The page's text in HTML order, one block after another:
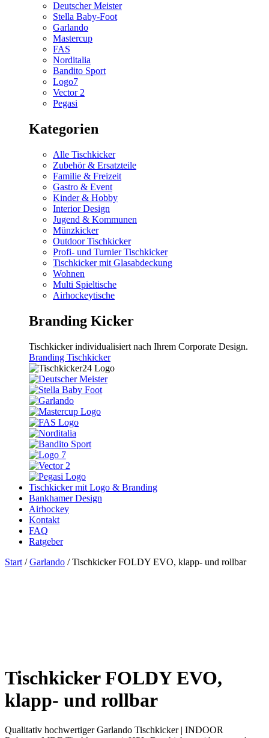
Deutscher Meister
Stella Baby-Foot
Garlando
Mastercup
FAS
Norditalia
Bandito Sport
Logo7
Vector 2
Pegasi
Kategorien
Alle Tischkicker
Zubehör & Ersatzteile
Familie & Freizeit
Gastro & Event
Kinder & Hobby
Interior Design
Jugend & Kommunen
Münzkicker
Outdoor Tischkicker
Profi- und Turnier Tischkicker
Tischkicker mit Glasabdeckung
Wohnen
Multi Spieltische
Airhockeytische
Branding Kicker
Tischkicker individualisiert nach Ihrem Corporate Design.
Branding Tischkicker
Tischkicker mit Logo & Branding
Bankhamer Design
Airhockey
Kontakt
FAQ
Ratgeber
Start /Garlando / Tischkicker FOLDY EVO, klapp- und rollbar
Tischkicker FOLDY EVO,
klapp- und rollbar
Qualitativ hochwertiger Garlando Tischkicker | INDOOR